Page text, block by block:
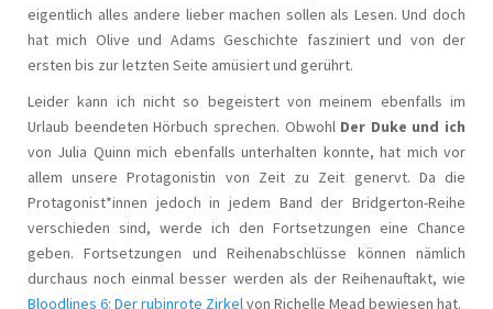
eigentlich alles andere lieber machen sollen als Lesen. Und doch
hat mich Olive und Adams Geschichte fasziniert und von der
ersten bis zur letzten Seite amüsiert und gerührt.
Leider kann ich nicht so begeistert von meinem ebenfalls im
Urlaub beendeten Hörbuch sprechen. Obwohl Der Duke und ich
von Julia Quinn mich ebenfalls unterhalten konnte, hat mich vor
allem unsere Protagonistin von Zeit zu Zeit genervt. Da die
Protagonist*innen jedoch in jedem Band der Bridgerton-Reihe
verschieden sind, werde ich den Fortsetzungen eine Chance
geben. Fortsetzungen und Reihenabschlüsse können nämlich
durchaus noch einmal besser werden als der Reihenauftakt, wie
Bloodlines 6: Der rubinrote Zirkelvon Richelle Mead bewiesen hat.